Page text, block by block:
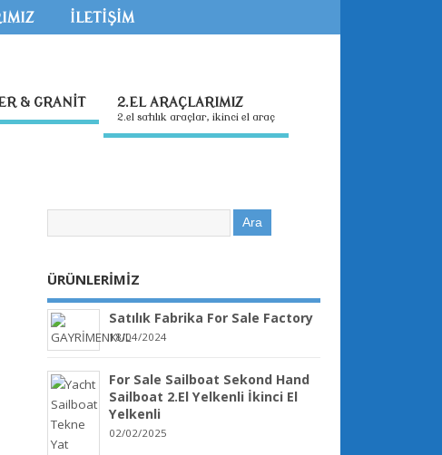
İLETİŞİM
& GRANİT 2.EL ARAÇLARIMIZ
2.el satılık araçlar, ikinci el araç
ÜRÜNLERİMİZ
Satılık Fabrika For Sale Factory
18/04/2024
For Sale Sailboat Sekond Hand
Sailboat 2.El Yelkenli İkinci El
Yelkenli
02/02/2025